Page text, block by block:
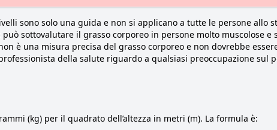
sono solo una guida e non si applicano a tutte le persone allo
sottovalutare il grasso corporeo in persone molto muscolose
è una misura precisa del grasso corporeo e non dovrebbe
della salute riguardo a qualsiasi preoccupazione sul
(kg) per il quadrato dell’altezza in metri (m). La formula è: